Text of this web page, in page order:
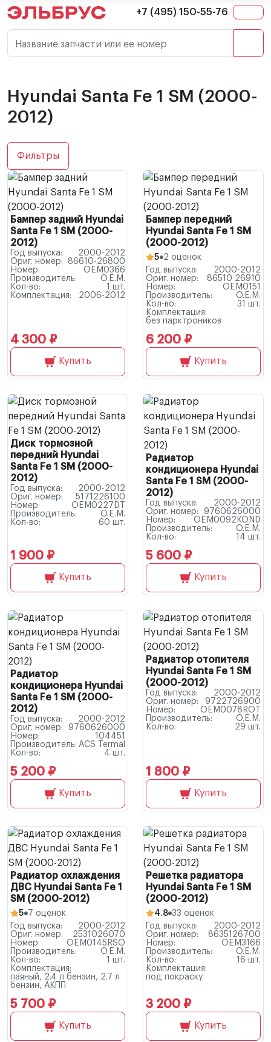
+7 (495) 150-55-76
Название запчасти или ее номер
Hyundai Santa Fe 1 SM (2000-
2012)
Фильтры
Бампер задний Hyundai
Santa Fe 1 SM (2000-
2012)
Год выпуска:
2000-2012
Ориг. номер:
86610-26800
Номер:
OEM0366
Производитель:
O.E.M.
Кол-во:
1 шт.
Комплектация:
2006-2012
4 300 ₽
Купить
Бампер передний
Hyundai Santa Fe 1 SM
(2000-2012)
5 2 оценок
Год выпуска:
2000-2012
Ориг. номер:
86510 26910
Номер:
OEM0151
Производитель:
O.E.M.
Кол-во:
31 шт.
Комплектация:
без парктроников
6 200 ₽
Купить
Диск тормозной
передний Hyundai
Santa Fe 1 SM (2000-
2012)
Год выпуска:
2000-2012
Ориг. номер:
5171226100
Номер:
OEM0227DT
Производитель:
O.E.M.
Кол-во:
60 шт.
1 900 ₽
Купить
Радиатор
кондиционера Hyundai
Santa Fe 1 SM (2000-
2012)
Год выпуска:
2000-2012
Ориг. номер:
9760626000
Номер:
OEM0092KOND
Производитель:
O.E.M.
Кол-во:
14 шт.
5 600 ₽
Купить
Радиатор
кондиционера Hyundai
Santa Fe 1 SM (2000-
2012)
Год выпуска:
2000-2012
Ориг. номер:
9760626000
Номер:
104451
Производитель: ACS Termal
Кол-во:
4 шт.
5 200 ₽
Купить
Радиатор отопителя
Hyundai Santa Fe 1 SM
(2000-2012)
Год выпуска:
2000-2012
Ориг. номер:
9722726900
Номер:
OEM0078ROT
Производитель:
O.E.M.
Кол-во:
29 шт.
1 800 ₽
Купить
Радиатор охлаждения
ДВС Hyundai Santa Fe 1
SM (2000-2012)
5
7 оценок
Год выпуска:
2000-2012
Ориг. номер:
2531026070
Номер:
OEM0145RSO
Производитель:
O.E.M.
Кол-во:
1 шт.
Комплектация:
паяный, 2.4 л бензин, 2.7 л
бензин, АКПП
5 700 ₽
Купить
Решетка радиатора
Hyundai Santa Fe 1 SM
(2000-2012)
4.8 33 оценок
Год выпуска:
2000-2012
Ориг. номер:
8635126700
Номер:
OEM3166
Производитель:
O.E.M.
Кол-во:
16 шт.
Комплектация:
под покраску
3 200 ₽
Купить